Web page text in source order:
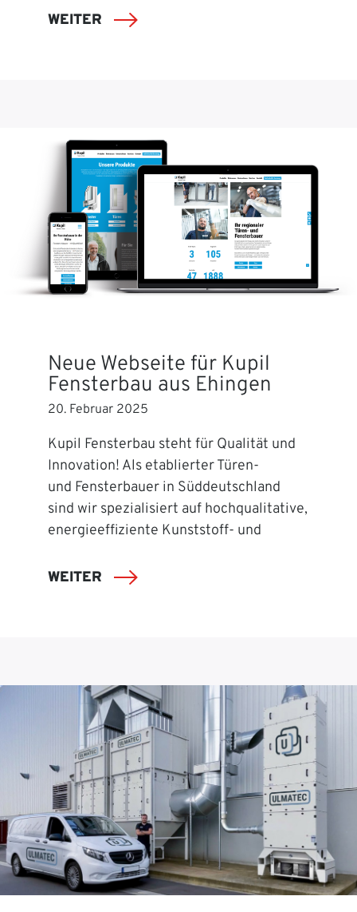
WEITER
Neue Webseite für Kupil
Fensterbau aus Ehingen
20. Februar 2025
Kupil Fensterbau steht für Qualität und
Innovation! Als etablierter Türen-
und Fensterbauer in Süddeutschland
sind wir spezialisiert auf hochqualitative,
energieeffiziente Kunststoff- und
WEITER